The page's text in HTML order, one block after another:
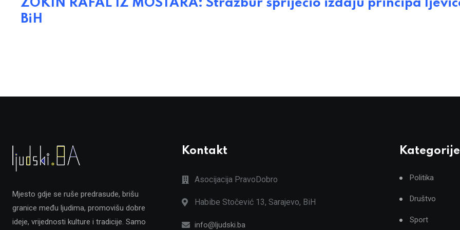
ZOKIN RAFAL IZ MOSTARA: Strazbur spriječio izdaju principa
BiH
Mjesto gdje se ruše predrasude, brišu
granice među ljudima, promovišu dobre
ideje, vrijednosti kulture i tradicije. Samo
Kontakt
Asocijacija PravoDobro
Habibe Stočević 13, Sarajevo, BiH
info@ljudski.ba
Kategorije
Politika
Društvo
Sport